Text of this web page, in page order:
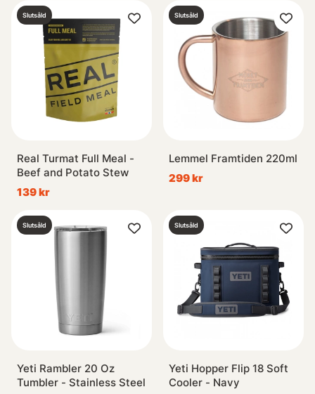
Slutsåld
Real Turmat Full Meal -
Beef and Potato Stew
139 kr
Slutsåld
Lemmel Framtiden 220ml
299 kr
Slutsåld
Yeti Rambler 20 Oz
Tumbler - Stainless Steel
Slutsåld
Yeti Hopper Flip 18 Soft
Cooler - Navy